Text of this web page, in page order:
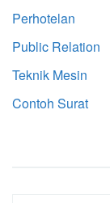
Perhotelan
Public Relation
Teknik Mesin
Contoh Surat